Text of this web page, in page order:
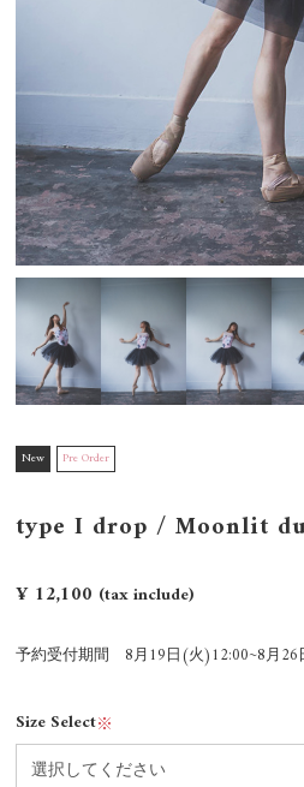
New Pre Order
type I drop / Moonlit
¥ 12,100 (tax include)
予約受付期間 8月19日(火)12:00~8月26
Size Select※